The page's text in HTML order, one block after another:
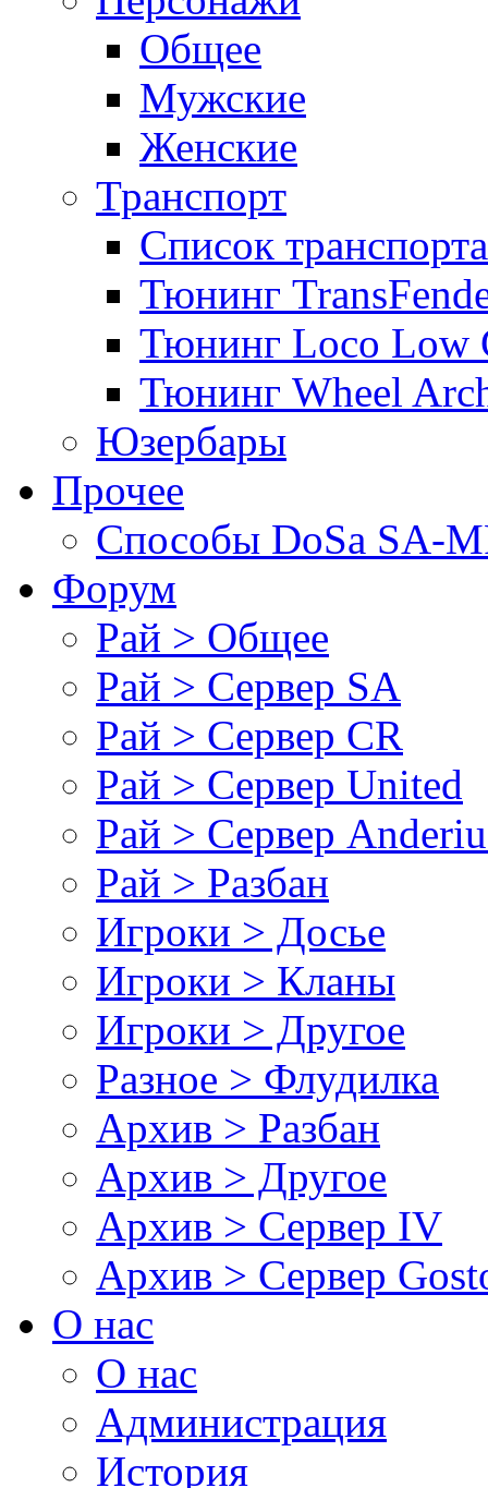
Общее
Мужские
Женские
Транспорт
Список транспорта
Тюнинг
Тюнинг Loco Low
Тюнинг Wheel
Юзербары
Прочее
Cпособы DoSа SA-
Форум
Рай > Общее
Рай > Сервер SA
Рай > Сервер CR
Рай > Сервер United
Рай > Сервер
Рай > Разбан
Игроки > Досье
Игроки > Кланы
Игроки > Другое
Разное > Флудилка
Архив > Разбан
Архив > Другое
Архив > Сервер IV
Архив > Сервер
О нас
О нас
Администрация
История